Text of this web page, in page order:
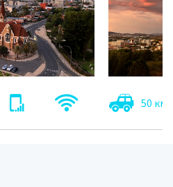
50 км